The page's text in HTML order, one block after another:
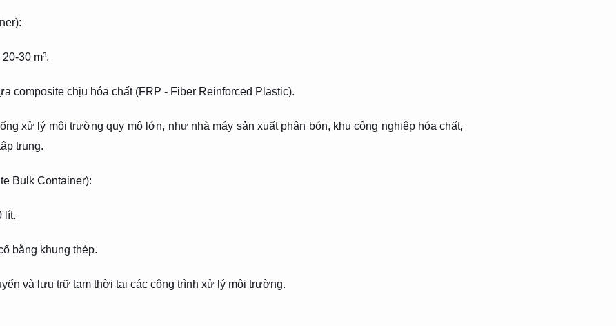
30 m³.
composite chịu hóa chất (FRP - Fiber Reinforced Plastic).
xử lý môi trường quy mô lớn, như nhà máy sản xuất phân bón, khu công nghiệp hóa chất,
trung.
Bulk Container):
lít.
bằng khung thép.
và lưu trữ tạm thời tại các công trình xử lý môi trường.